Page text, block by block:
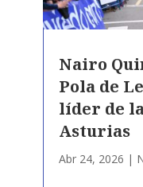
Nairo
Pola de
líder de
Asturias
Abr 24, 2026 |